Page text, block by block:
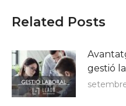
Related Posts
gestió